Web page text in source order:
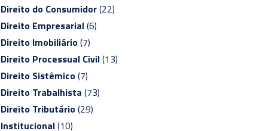
Direito do Consumidor(22)
Direito Empresarial(6)
Direito Imobiliário(7)
Direito Processual Civil(13)
Direito Sistêmico(7)
Direito Trabalhista (73)
Direito Tributário(29)
Institucional(10)